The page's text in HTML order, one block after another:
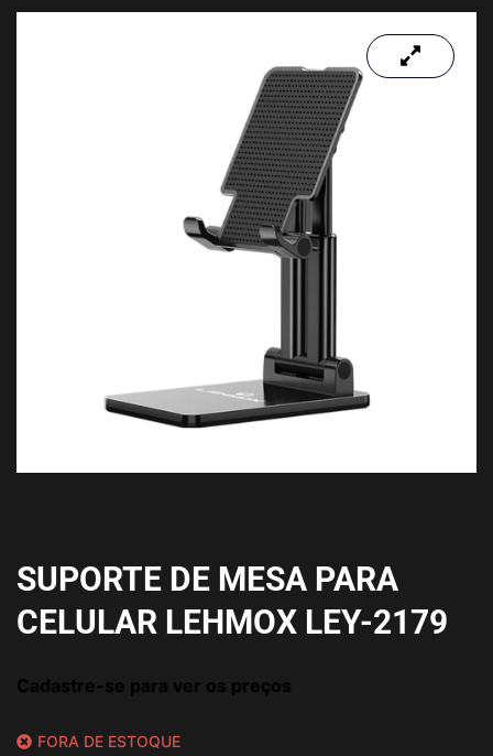
SUPORTE DE MESA PARA
CELULAR LEHMOX LEY-2179
Cadastre-se para ver os preços
FORA DE ESTOQUE